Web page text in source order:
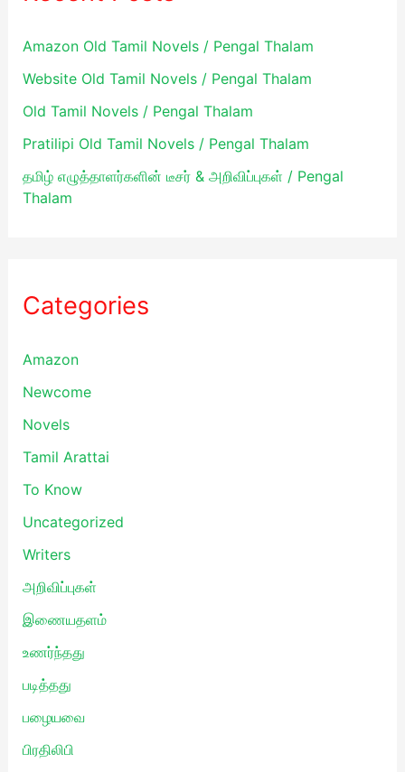
:
Amazon Old Tamil Novels / Pengal Thalam
Website Old Tamil Novels / Pengal Thalam
Old Tamil Novels / Pengal Thalam
Pratilipi Old Tamil Novels / Pengal Thalam
தமிழ் எழுத்தாளர்களின் டீசர் & அறிவிப்புகள் / Pengal
Thalam
Categories
Amazon
Newcome
Novels
Tamil Arattai
To Know
Uncategorized
Writers
அறிவிப்புகள்
இணையதளம்
உணர்ந்தது
படித்தது
பழையவை
பிரதிலிபி